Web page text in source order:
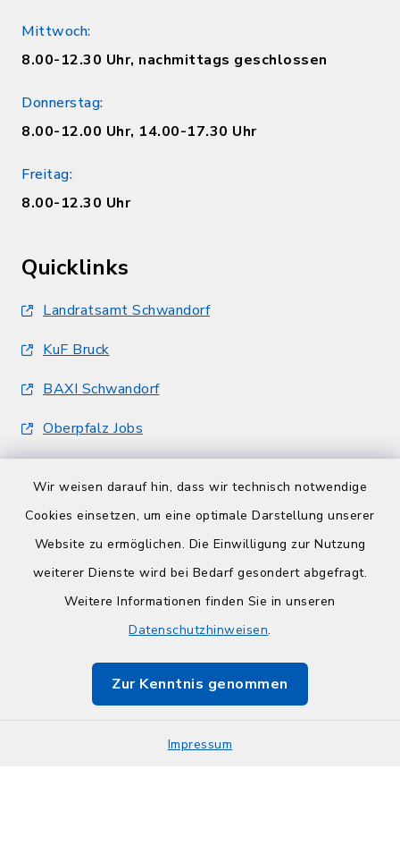
Wir weisen darauf hin, dass wir technisch notwendige
Cookies einsetzen, um eine optimale Darstellung unserer
Website zu ermöglichen. Die Einwilligung zur Nutzung
weiterer Dienste wird bei Bedarf gesondert abgefragt.
Weitere Informationen finden Sie in unseren
Datenschutzhinweisen.
Zur Kenntnis genommen
Impressum
Mittwoch:
8.00-12.30 Uhr, nachmittags geschlossen
Donnerstag:
8.00-12.00 Uhr, 14.00-17.30 Uhr
Freitag:
8.00-12.30 Uhr
Quicklinks
Landratsamt Schwandorf
KuF Bruck
BAXI Schwandorf
Oberpfalz Jobs
Barrierefreiheit
Impressum
Sitemap